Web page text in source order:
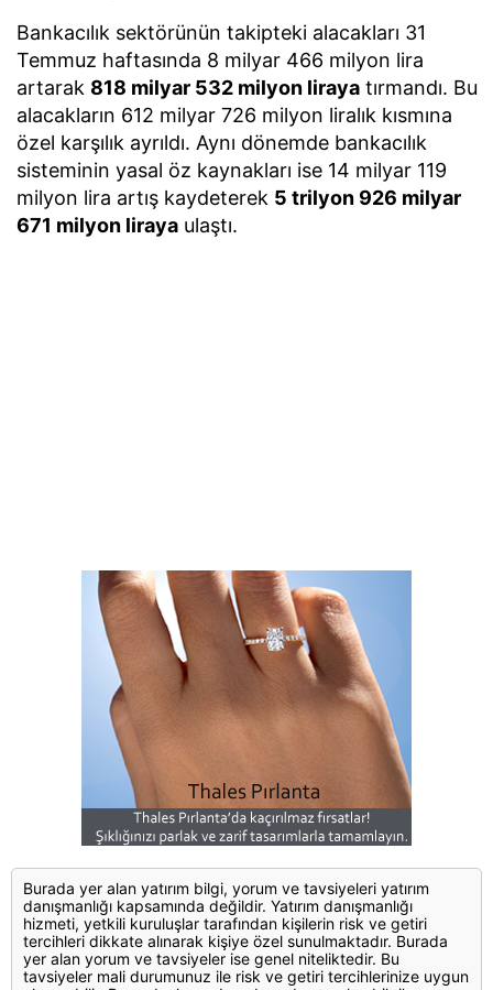
Bankacılık sektörünün takipteki alacakları 31
Temmuz haftasında 8 milyar 466 milyon lira
artarak 818 milyar 532 milyon liraya tırmandı. Bu
alacakların 612 milyar 726 milyon liralık kısmına
özel karşılık ayrıldı. Aynı dönemde bankacılık
sisteminin yasal öz kaynakları ise 14 milyar 119
milyon lira artış kaydeterek 5 trilyon 926 milyar
671 milyon liraya ulaştı.
Burada yer alan yatırım bilgi, yorum ve tavsiyeleri yatırım
danışmanlığı kapsamında değildir. Yatırım danışmanlığı
hizmeti, yetkili kuruluşlar tarafından kişilerin risk ve getiri
tercihleri dikkate alınarak kişiye özel sunulmaktadır. Burada
yer alan yorum ve tavsiyeler ise genel niteliktedir. Bu
tavsiyeler mali durumunuz ile risk ve getiri tercihlerinize uygun